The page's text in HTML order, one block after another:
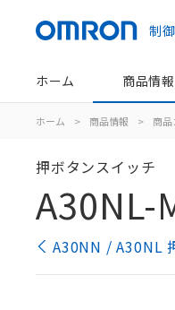
制
ホーム 商品情報
ホーム > 商品情報 > 商品
押ボタンスイッチ
A30NL-
A30NN / A30NL